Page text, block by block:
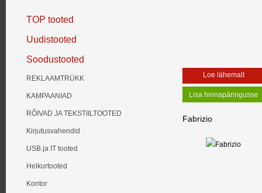
TOP tooted
Uudistooted
Soodustooted
REKLAAMTRÜKK
KAMPAANIAD
RÕIVAD JA TEKSTIILTOOTED
Kirjutusvahendid
USB ja IT tooted
Helkurtooted
Kontor
Loe lähemalt
Fabrizio